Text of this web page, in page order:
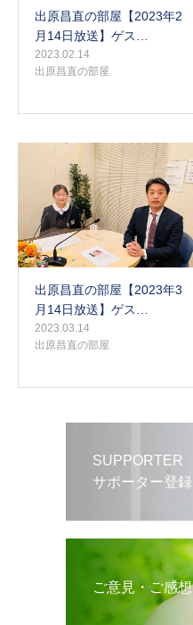
出原昌直の部屋【2023年2
月14日放送】ゲス…
2023.02.14
出原昌直の部屋
出原昌直の部屋【2023年3
月14日放送】ゲス…
2023.03.14
出原昌直の部屋
SUPPORTER
サポーター登録
ご意見・ご感想